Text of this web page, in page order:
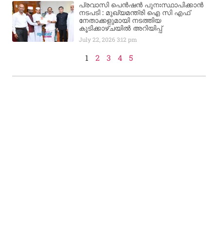
പ്രവാസി പെൻഷൻ പുനഃസ്ഥാപിക്കാൻ
നടപടി : മുഖ്യമന്ത്രി ഐ സി എഫ്
നേതാക്കളുമായി നടത്തിയ
കൂടിക്കാഴ്ചയിൽ അറിയിപ്പ്
July 22, 20263:12 pm
1 2 3 4 5